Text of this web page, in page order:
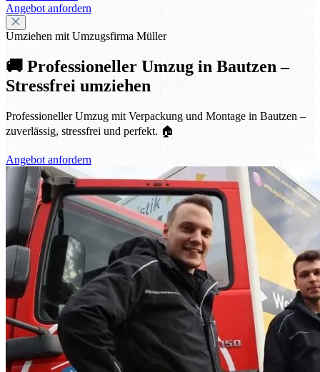
Angebot anfordern
Umziehen mit Umzugsfirma Müller
🚚 Professioneller Umzug in Bautzen –
Stressfrei umziehen
Professioneller Umzug mit Verpackung und Montage in Bautzen –
zuverlässig, stressfrei und perfekt. 🏠
Angebot anfordern